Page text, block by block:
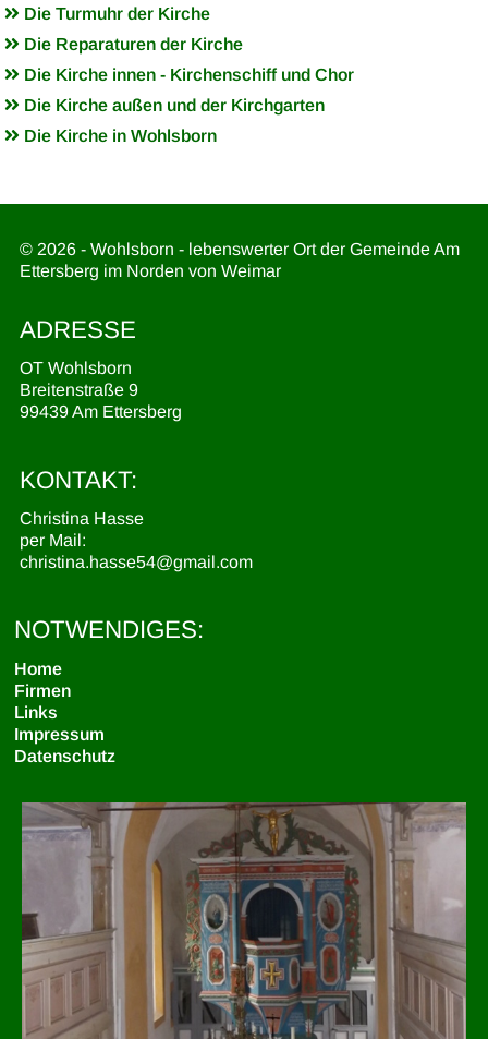
Die Turmuhr der Kirche
Die Reparaturen der Kirche
Die Kirche innen - Kirchenschiff und Chor
Die Kirche außen und der Kirchgarten
Die Kirche in Wohlsborn
© 2026 - Wohlsborn - lebenswerter Ort der Gemeinde Am
Ettersberg im Norden von Weimar
ADRESSE
OT Wohlsborn
Breitenstraße 9
99439 Am Ettersberg
KONTAKT:
Christina Hasse
per Mail:
christina.hasse54@gmail.com
NOTWENDIGES:
Home
Firmen
Links
Impressum
Datenschutz